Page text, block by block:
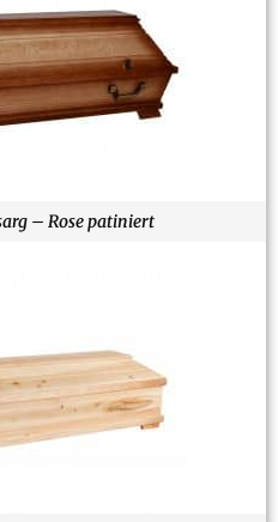
– Rose patiniert